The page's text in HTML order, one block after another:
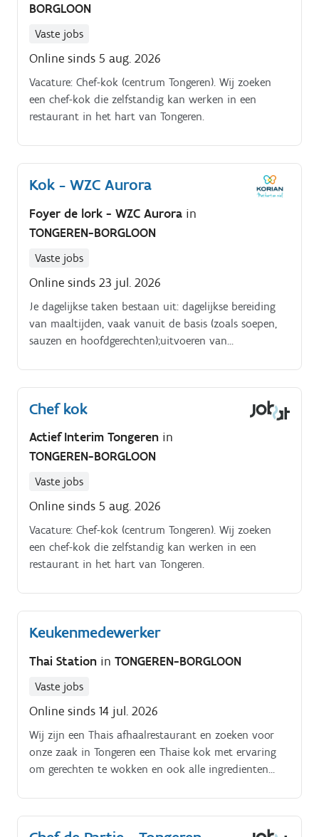
BORGLOON
Vaste jobs
Online sinds 5 aug. 2026
Vacature: Chef-kok (centrum Tongeren). Wij zoeken
een chef-kok die zelfstandig kan werken in een
restaurant in het hart van Tongeren.
Kok - WZC Aurora
Foyer de lork - WZC Aurora in
TONGEREN-BORGLOON
Vaste jobs
Online sinds 23 jul. 2026
Je dagelijkse taken bestaan uit: dagelijkse bereiding
van maaltijden, vaak vanuit de basis (zoals soepen,
sauzen en hoofdgerechten);uitvoeren van
van ontbijtkarren;ondersteunen bij
menuvoorbereiding en afstemming samen met de
chef kok en andere huizen;meewerken aan een vlotte
dienst naar afdelingen en
assistentiewoningen;bewaken van kwaliteit en
voedselveiligheid in alle bereidingen. Als kok maak je
leiding van de chef kok.
Chef kok
Actief Interim Tongeren in
TONGEREN-BORGLOON
Vaste jobs
Online sinds 5 aug. 2026
Vacature: Chef-kok (centrum Tongeren). Wij zoeken
een chef-kok die zelfstandig kan werken in een
restaurant in het hart van Tongeren.
Keukenmedewerker
Thai Station in TONGEREN-BORGLOON
Vaste jobs
Online sinds 14 jul. 2026
Wij zijn een Thais afhaalrestaurant en zoeken voor
onze zaak in Tongeren een Thaise kok met ervaring
om gerechten te wokken en ook alle ingredienten